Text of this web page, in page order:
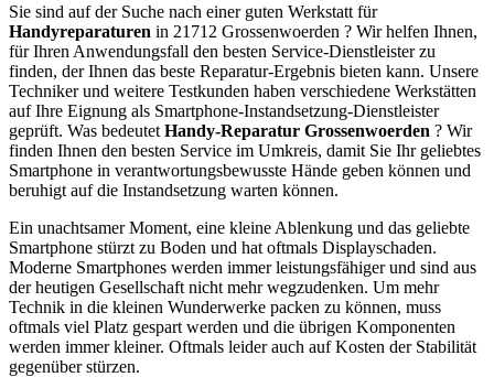
Sie sind auf der Suche nach einer guten Werkstatt für
Handyreparaturen in 21712 Grossenwoerden ? Wir helfen Ihnen,
für Ihren Anwendungsfall den besten Service-Dienstleister zu
finden, der Ihnen das beste Reparatur-Ergebnis bieten kann. Unsere
Techniker und weitere Testkunden haben verschiedene Werkstätten
auf Ihre Eignung als Smartphone-Instandsetzung-Dienstleister
geprüft. Was bedeutet Handy-Reparatur Grossenwoerden ? Wir
finden Ihnen den besten Service im Umkreis, damit Sie Ihr geliebtes
Smartphone in verantwortungsbewusste Hände geben können und
beruhigt auf die Instandsetzung warten können.
Ein unachtsamer Moment, eine kleine Ablenkung und das geliebte
Smartphone stürzt zu Boden und hat oftmals Displayschaden.
Moderne Smartphones werden immer leistungsfähiger und sind aus
der heutigen Gesellschaft nicht mehr wegzudenken. Um mehr
Technik in die kleinen Wunderwerke packen zu können, muss
oftmals viel Platz gespart werden und die übrigen Komponenten
werden immer kleiner. Oftmals leider auch auf Kosten der Stabilität
gegenüber stürzen.